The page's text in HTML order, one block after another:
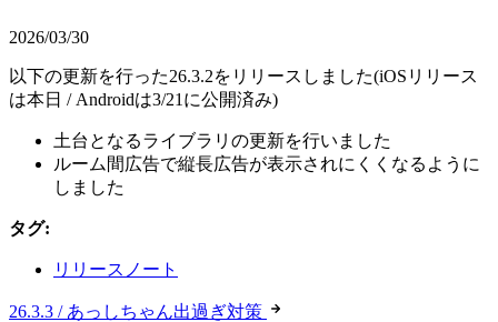
2026/03/30
以下の更新を行った26.3.2をリリースしました(iOSリリース
は本日 / Androidは3/21に公開済み)
土台となるライブラリの更新を行いました
ルーム間広告で縦長広告が表示されにくくなるように
しました
タグ:
リリースノート
26.3.3 / あっしちゃん出過ぎ対策